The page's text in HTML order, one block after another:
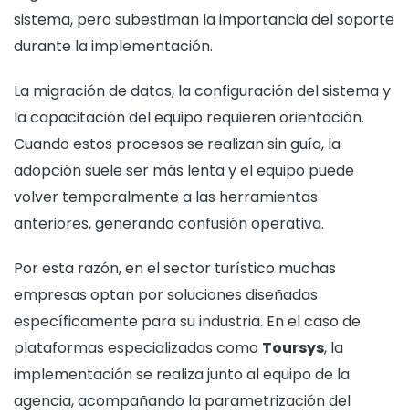
sistema, pero subestiman la importancia del soporte
durante la implementación.
La migración de datos, la configuración del sistema y
la capacitación del equipo requieren orientación.
Cuando estos procesos se realizan sin guía, la
adopción suele ser más lenta y el equipo puede
volver temporalmente a las herramientas
anteriores, generando confusión operativa.
Por esta razón, en el sector turístico muchas
empresas optan por soluciones diseñadas
específicamente para su industria. En el caso de
plataformas especializadas como Toursys, la
implementación se realiza junto al equipo de la
agencia, acompañando la parametrización del